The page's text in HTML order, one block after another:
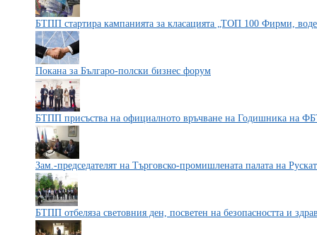
БТПП стартира кампанията за класацията „ТОП 100 Фирми,
Покана за Българо-полски бизнес форум
БТПП присъства на официалното връчване на Годишника на
Зам.-председателят на Търговско-промишлената палата на
БТПП отбеляза световния ден, посветен на безопасността и